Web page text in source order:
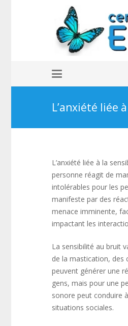
L’anxiété liée
L’anxiété liée à la
personne réagit de
intolérables pour les
manifeste par des
menace imminente,
impactant les
La sensibilité au bruit
de la mastication, des
peuvent générer une
gens, mais pour une
sonore peut conduire
situations sociales.